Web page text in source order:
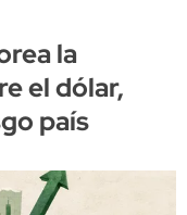
la
el dólar,
país